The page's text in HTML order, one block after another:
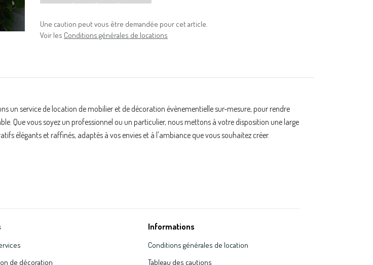
Une caution peut vous être demandée pour cet article.
Voir les Conditions générales de locations
un service de location de mobilier et de décoration évènementielle sur-mesure, pour rendre
Que vous soyez un professionnel ou un particulier, nous mettons à votre disposition une large
élégants et raffinés, adaptés à vos envies et à l'ambiance que vous souhaitez créer.
de décoration
Informations
Conditions générales de location
Tableau des cautions